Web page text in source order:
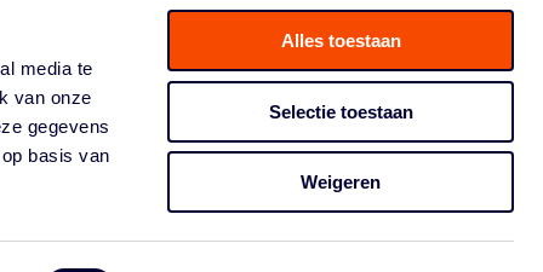
media te
van onze
gegevens
basis van
Alles toestaan
Selectie toestaan
Weigeren